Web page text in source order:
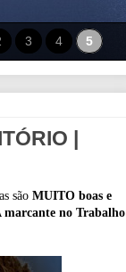
3 4 5
|
são MUITO boas e
marcante no Trabalho